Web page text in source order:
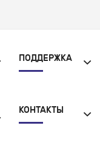
ПОДДЕРЖКА
КОНТАКТЫ